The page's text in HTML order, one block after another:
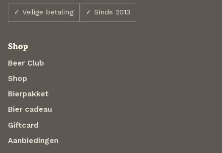
✓ Veilige betaling ✓ Sinds 2013
Shop
Beer Club
Shop
Bierpakket
Bier cadeau
Giftcard
Aanbiedingen